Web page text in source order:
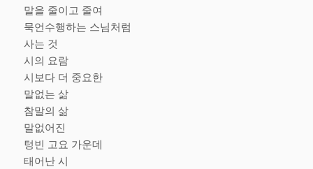
말을 줄이고 줄여
묵언수행하는 스님처럼
사는 것
시의 요람
시보다 더 중요한
말없는 삶
참말의 삶
말없어진
텅빈 고요 가운데
태어난 시